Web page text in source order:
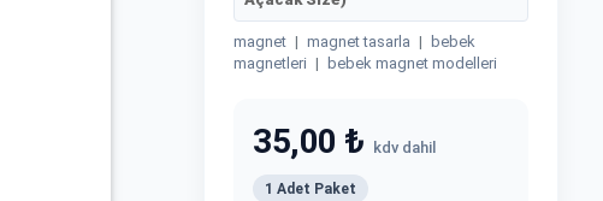
magnet | magnet tasarla |
bebek
magnetleri | bebek magnet modelleri
35,00 ₺ kdv dahil
1 Adet Paket